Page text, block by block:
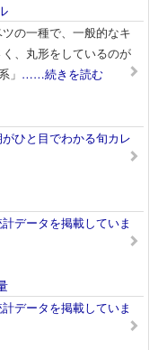
の一種で、一般的なキ
、丸形をしているのが
」 ……続きを読む
ひと目でわかる旬カレ
データを掲載していま
データを掲載していま